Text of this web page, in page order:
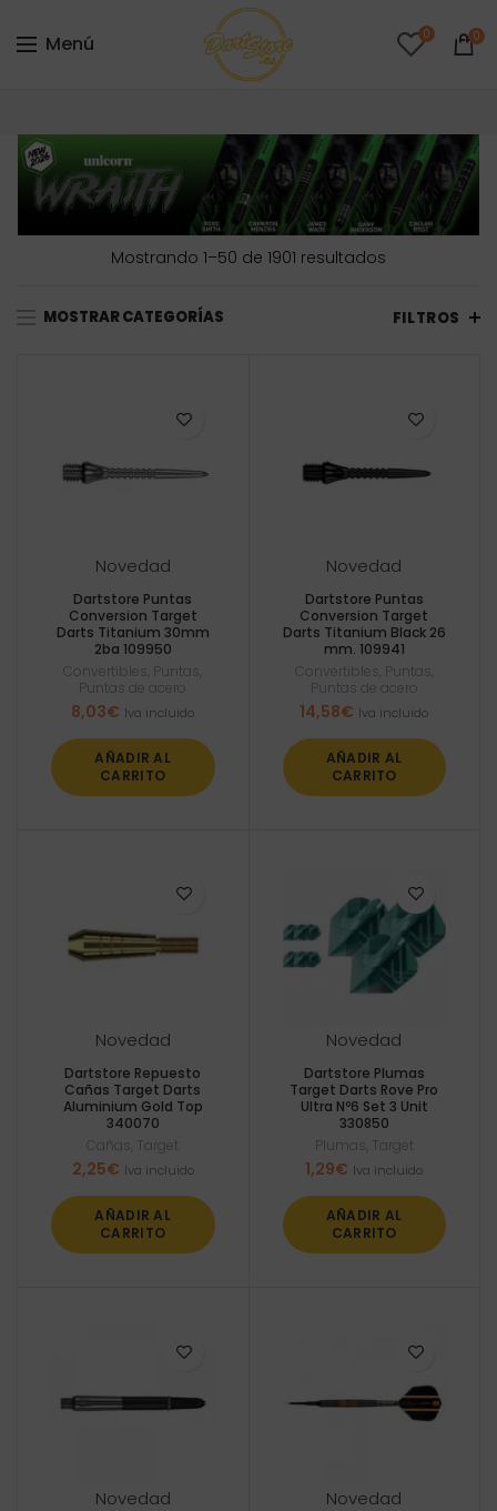
Menú 0 0
Mostrando 1–50 de 1901 resultados
bajo
MOSTRAR CATEGORÍAS FILTROS
Novedad
Dartstore Puntas
Conversion Target
Darts Titanium 30mm
2ba 109950
Convertibles Puntas
Puntas de acero
8,03€ Iva incluido
AÑADIR AL
CARRITO
Novedad
Dartstore Puntas
Conversion Target
Darts Titanium Black 26
mm. 109941
Convertibles Puntas
Puntas de acero
14,58€ Iva incluido
AÑADIR AL
CARRITO
Novedad
Dartstore Repuesto
Cañas Target Darts
Aluminium Gold Top
340070
Cañas Target
2,25€ Iva incluido
AÑADIR AL
CARRITO
Novedad
Dartstore Plumas
Target Darts Rove Pro
Ultra Nº6 Set 3 Unit
330850
Plumas Target
1,29€ Iva incluido
AÑADIR AL
CARRITO
Novedad Novedad